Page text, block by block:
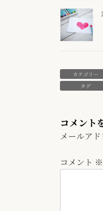
カテゴリー
タグ
コメント
メールア
コメント ※